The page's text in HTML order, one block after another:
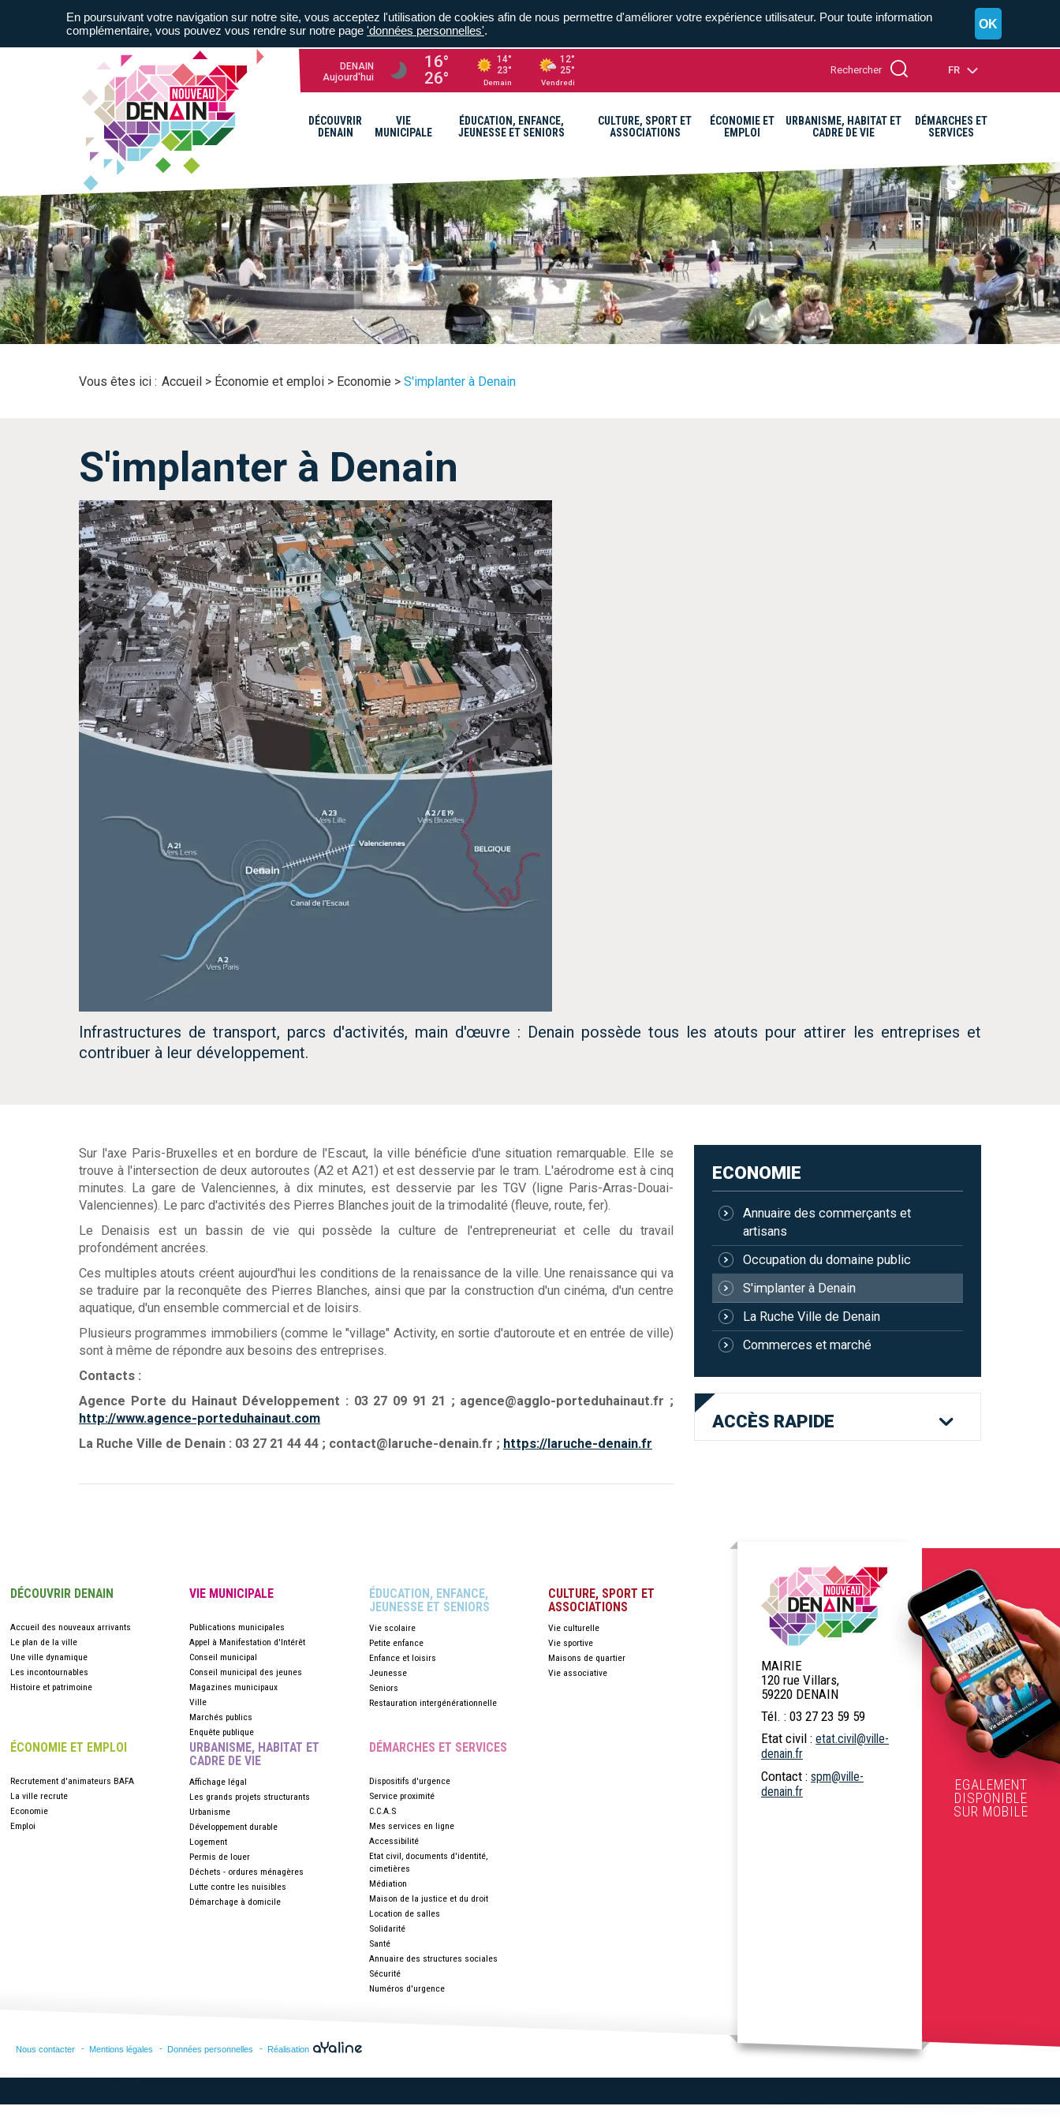
DENAIN
Aujourd'hui
16°
26°
14°
23°
Demain
12°
25°
Vendredi
Rechercher FR
DÉCOUVRIR
DENAIN
VIE
MUNICIPALE
ÉDUCATION, ENFANCE,
JEUNESSE ET SENIORS
CULTURE, SPORT ET
ASSOCIATIONS
ÉCONOMIE ET
EMPLOI
URBANISME, HABITAT ET
CADRE DE VIE
DÉMARCHES ET
SERVICES
A= A- A+
Vous êtes ici : Accueil > Économie et emploi > Economie > S'implanter à Denain
S'implanter à Denain
Infrastructures de transport, parcs d'activités, main d'œuvre : Denain possède tous les atouts pour attirer les entreprises et
contribuer à leur développement.
Sur l'axe Paris-Bruxelles et en bordure de l'Escaut, la ville bénéficie d'une situation remarquable. Elle se
trouve à l'intersection de deux autoroutes (A2 et A21) et est desservie par le tram. L'aérodrome est à cinq
minutes. La gare de Valenciennes, à dix minutes, est desservie par les TGV (ligne Paris-Arras-Douai-
Valenciennes). Le parc d'activités des Pierres Blanches jouit de la trimodalité (fleuve, route, fer).
Le Denaisis est un bassin de vie qui possède la culture de l'entrepreneuriat et celle du travail
profondément ancrées.
Ces multiples atouts créent aujourd'hui les conditions de la renaissance de la ville. Une renaissance qui va
se traduire par la reconquête des Pierres Blanches, ainsi que par la construction d'un cinéma, d'un centre
aquatique, d'un ensemble commercial et de loisirs.
Plusieurs programmes immobiliers (comme le "village" Activity, en sortie d'autoroute et en entrée de ville)
sont à même de répondre aux besoins des entreprises.
Contacts :
Agence Porte du Hainaut Développement : 03 27 09 91 21 ; agence@agglo-porteduhainaut.fr ;
http://www.agence-porteduhainaut.com
La Ruche Ville de Denain : 03 27 21 44 44 ; contact@laruche-denain.fr ; https://laruche-denain.fr
ECONOMIE
Annuaire des commerçants et
artisans
Occupation du domaine public
S'implanter à Denain
La Ruche Ville de Denain
Commerces et marché
ACCÈS RAPIDE
Logement Pass'Permis Navette Bleue
Billetterie
spectacles
Menus scolaires
Commerces et
marché
Marchés publics
DÉCOUVRIR DENAIN
Accueil des nouveaux arrivants
Le plan de la ville
Une ville dynamique
Les incontournables
Histoire et patrimoine
VIE MUNICIPALE
Publications municipales
Appel à Manifestation d'Intérêt
Conseil municipal
Conseil municipal des jeunes
Magazines municipaux
Ville
Marchés publics
Enquête publique
ÉDUCATION, ENFANCE,
JEUNESSE ET SENIORS
Vie scolaire
Petite enfance
Enfance et loisirs
Jeunesse
Seniors
Restauration intergénérationnelle
CULTURE, SPORT ET
ASSOCIATIONS
Vie culturelle
Vie sportive
Maisons de quartier
Vie associative
ÉCONOMIE ET EMPLOI
Recrutement d'animateurs BAFA
La ville recrute
Economie
Emploi
URBANISME, HABITAT ET
CADRE DE VIE
Affichage légal
Les grands projets structurants
Urbanisme
Développement durable
Logement
Permis de louer
Déchets - ordures ménagères
Lutte contre les nuisibles
Démarchage à domicile
DÉMARCHES ET SERVICES
Dispositifs d'urgence
Service proximité
C.C.A.S
Mes services en ligne
Accessibilité
Etat civil, documents d'identité,
cimetières
Médiation
Maison de la justice et du droit
Location de salles
Solidarité
Santé
Annuaire des structures sociales
Sécurité
Numéros d'urgence
MAIRIE
120 rue Villars,
59220 DENAIN
Tél. : 03 27 23 59 59
Etat civil : etat.civil@ville-
denain.fr
Contact : spm@ville-
denain.fr
EGALEMENT
DISPONIBLE
SUR MOBILE
Nous contacter Mentions légales Données personnelles Réalisation
En poursuivant votre navigation sur notre site, vous acceptez l'utilisation de cookies afin de nous permettre d'améliorer votre expérience utilisateur. Pour toute information
complémentaire, vous pouvez vous rendre sur notre page 'données personnelles'. OK